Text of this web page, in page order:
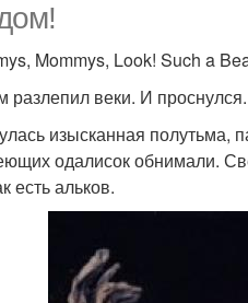
Mommys, Look! Such a
разлепил веки. И проснулся.
изысканная
одалисок обнимали.
есть альков.